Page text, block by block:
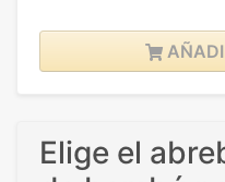
Elige el